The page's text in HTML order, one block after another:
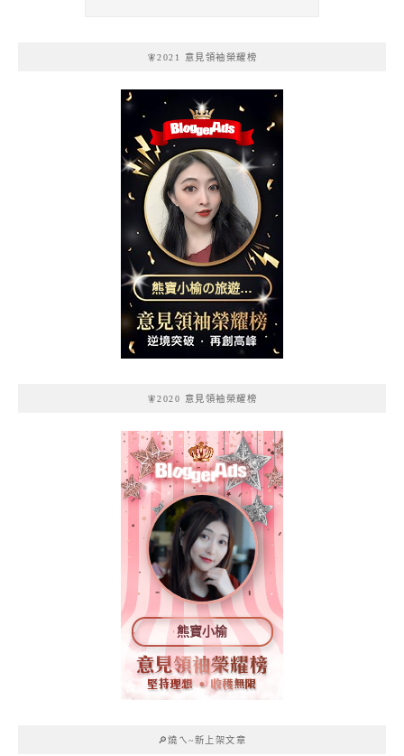
🧚2021 意見領袖榮耀榜
熊寶小榆の旅遊日
記
🧚2020 意見領袖榮耀榜
熊寶小榆
🔎燒ㄟ~新上架文章